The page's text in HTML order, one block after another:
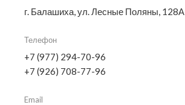
г. Балашиха, ул. Лесные Поляны, 128А
Телефон
+7 (977) 294-70-96
+7 (926) 708-77-96
Email